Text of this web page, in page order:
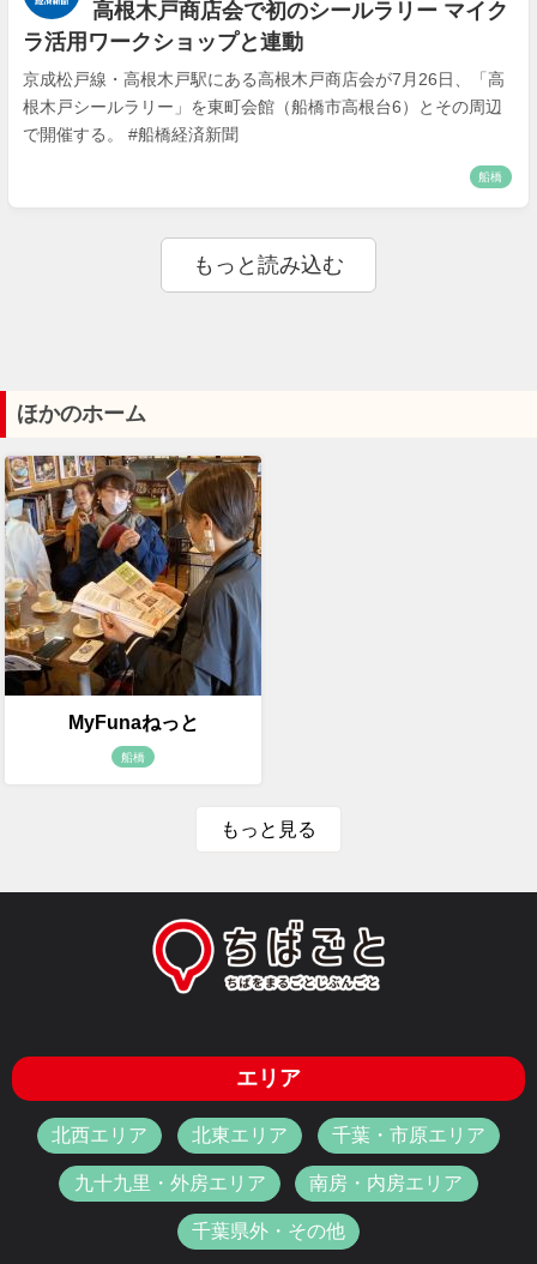
ほかのホーム
MyFunaねっと
船橋
もっと見る
エリア
北西エリア 北東エリア 千葉・市原エリア
九十九里・外房エリア 南房・内房エリア
千葉県外・その他